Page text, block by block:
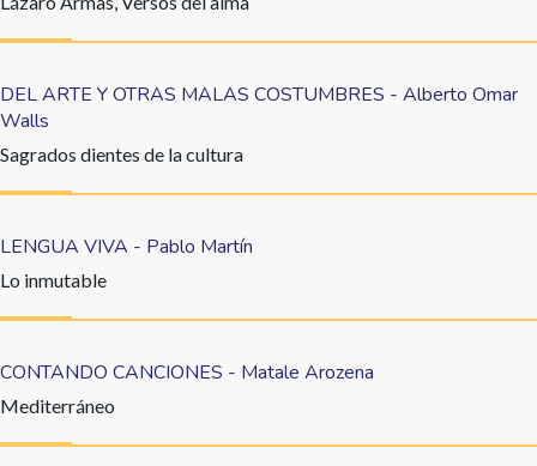
DEL ARTE Y OTRAS MALAS COSTUMBRES - Alberto Omar
Walls
Sagrados dientes de la cultura
LENGUA VIVA - Pablo Martín
Lo inmutable
CONTANDO CANCIONES - Matale Arozena
Mediterráneo